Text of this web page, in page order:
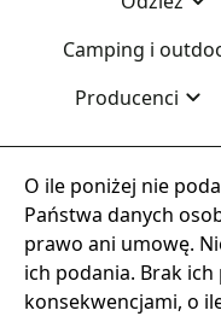
Camping i
Producenci
O ile poniżej nie
Państwa danych
prawo ani umowę.
ich podania. Brak
konsekwencjami, o